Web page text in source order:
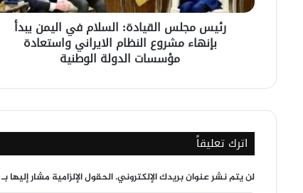
مشروع
الدولة
رئيس مجلس القيادة: السلام في اليمن يبدأ
بإنهاء مشروع النظام الايراني واستعادة
مؤسسات الدولة الوطنية
اترك تعليقاً
لن يتم نشر عنوان بريدك الإلكتروني.الحقول الإلزامية مشار إليها بـ